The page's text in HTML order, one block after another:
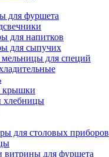
для фуршета
для напитков
для сыпучих
для специй
крышки
хлебницы
для столовых приборов
витрины для фуршета